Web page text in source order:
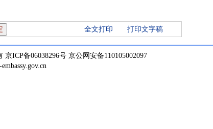
全文打印 打印文字稿
ICP备06038296号 京公网安备110105002097